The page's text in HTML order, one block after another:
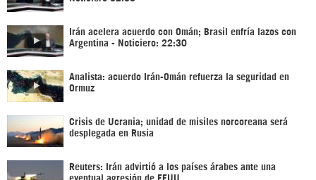
Irán acelera acuerdo con Omán; Brasil enfría lazos con
Argentina - Noticiero: 22:30
Analista: acuerdo Irán-Omán refuerza la seguridad en
Ormuz
Crisis de Ucrania; unidad de misiles norcoreana será
desplegada en Rusia
Reuters: Irán advirtió a los países árabes ante una
eventual agresión de EEUU